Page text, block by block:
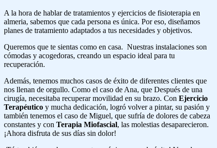
A la hora de hablar de tratamientos y ejercicios de fisioterapia en
almeria, sabemos que cada persona es única. Por eso, diseñamos
planes de tratamiento adaptados a tus necesidades y objetivos.
Queremos que te sientas como en casa. Nuestras instalaciones son
cómodas y acogedoras, creando un espacio ideal para tu
recuperación.
Además, tenemos muchos casos de éxito de diferentes clientes que
nos llenan de orgullo. Como el caso de Ana, que Después de una
cirugía, necesitaba recuperar movilidad en su brazo. Con Ejercicio
Terapéutico y mucha dedicación, logró volver a pintar, su pasión y
también tenemos el caso de Miguel, que sufría de dolores de cabeza
constantes y con Terapia Miofascial, las molestias desaparecieron.
¡Ahora disfruta de sus días sin dolor!